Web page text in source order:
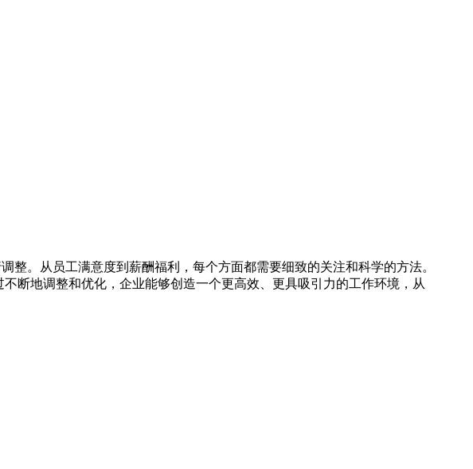
。从员工满意度到薪酬福利，每个方面都需要细致的关注和科学的方法。
断地调整和优化，企业能够创造一个更高效、更具吸引力的工作环境，从